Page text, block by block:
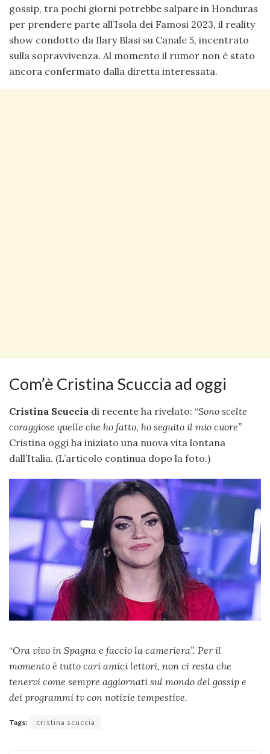
gossip, tra pochi giorni potrebbe salpare in Honduras
per prendere parte all’Isola dei Famosi 2023, il reality
show condotto da Ilary Blasi su Canale 5, incentrato
sulla sopravvivenza. Al momento il rumor non è stato
ancora confermato dalla diretta interessata.
Com’è Cristina Scuccia ad oggi
Cristina Scuccia di recente ha rivelato: “Sono scelte
coraggiose quelle che ho fatto, ho seguito il mio cuore”
Cristina oggi ha iniziato una nuova vita lontana
dall’Italia. (L’articolo continua dopo la foto.)
“Ora vivo in Spagna e faccio la cameriera”. Per il
momento è tutto cari amici lettori, non ci resta che
tenervi come sempre aggiornati sul mondo del gossip e
dei programmi tv con notizie tempestive.
Tags: cristina scuccia